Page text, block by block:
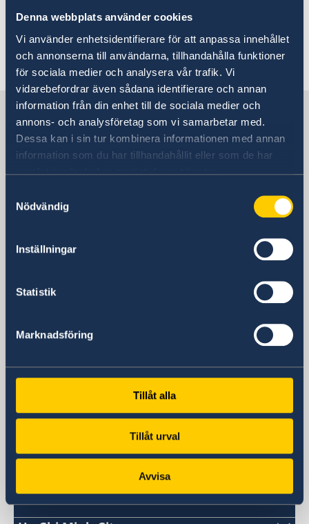
Denna webbplats använder cookies
Vi använder enhetsidentifierare för att anpassa innehållet
och annonserna till användarna, tillhandahålla funktioner
för sociala medier och analysera vår trafik. Vi
vidarebefordrar även sådana identifierare och annan
information från din enhet till de sociala medier och
annons- och analysföretag som vi samarbetar med.
Dessa kan i sin tur kombinera informationen med annan
information som du har tillhandahållit eller som de har
samlat in när du har använt deras tjänster.
Nödvändig
Inställningar
Statistik
Marknadsföring
Tillåt alla
Tillåt urval
Avvisa
resilient and sustainable.
Last updated 26 Sep 2018, 10.31 AM
Sweden in Vietnam, Hanoi
Embassy
Daeha Business Center, 15th floor
Hanoi
Daeha Business Center, 15th floor
Ba Dinh District
Hanoi
+84 24 372 604 00
+84 24 372 604 10
ambassaden.hanoi@gov.se
Swedish consulates